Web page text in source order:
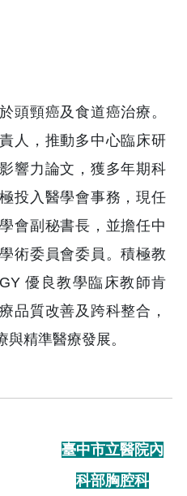
頭頸癌及食道癌治療。
人，推動多中心臨床研
響力論文，獲多年期科
投入醫學會事務，現任
會副秘書長，並擔任中
術委員會委員。積極教
優良教學臨床教師肯
品質改善及跨科整合，
精準醫療發展。
臺中市立醫院內
科部胸腔科